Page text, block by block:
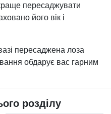
пересаджувати
його вік і
пересаджена лоза
обдарує вас гарним
розділу